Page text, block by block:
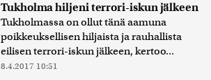
Tukholma hiljeni terrori-iskun jälkeen
Tukholmassa on ollut tänä aamuna
poikkeuksellisen hiljaista ja rauhallista
eilisen terrori-iskun jälkeen, kertoo...
8.4.2017 10:51